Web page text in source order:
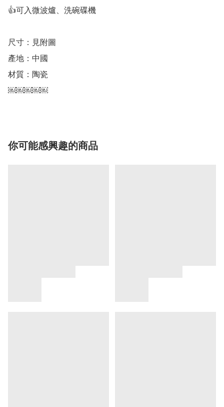
👍可入微波爐、洗碗碟機
尺寸：見附圖
產地：中國
材質：陶瓷
￼￼￼￼￼
你可能感興趣的商品